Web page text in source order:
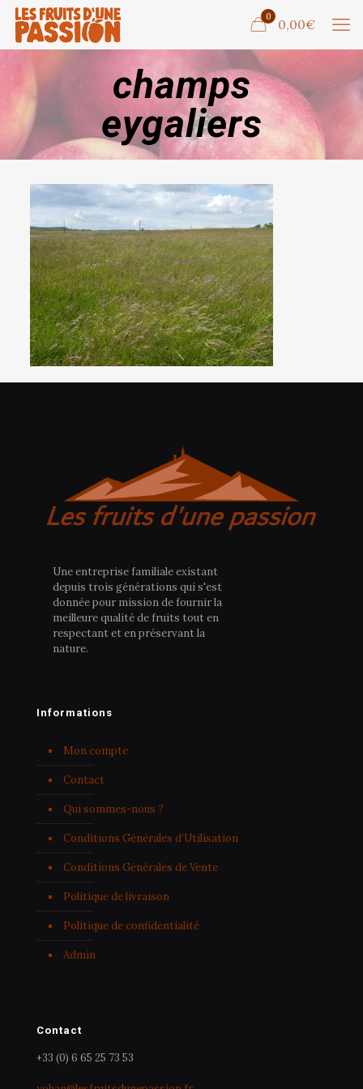
0 0,00€
champs
eygaliers
Une entreprise familiale existant
depuis trois générations qui s'est
donnée pour mission de fournir la
meilleure qualité de fruits tout en
respectant et en préservant la
nature.
Informations
Mon compte
Contact
Qui sommes-nous ?
Conditions Générales d’Utilisation
Conditions Générales de Vente
Politique de livraison
Politique de confidentialité
Admin
Contact
+33 (0) 6 65 25 73 53